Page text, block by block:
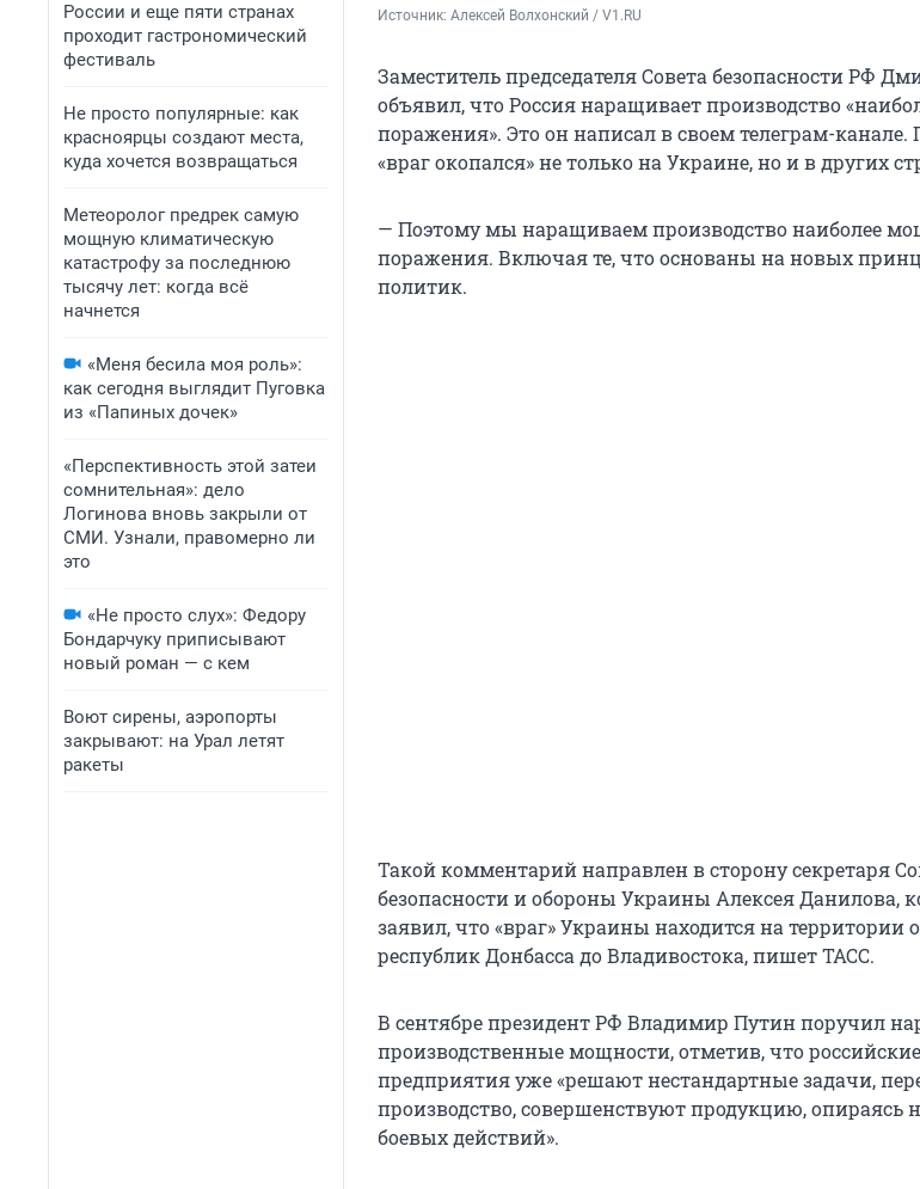
России и еще пяти странах
проходит гастрономический
фестиваль
Не просто популярные: как
красноярцы создают места,
куда хочется возвращаться
Метеоролог предрек самую
мощную климатическую
катастрофу за последнюю
тысячу лет: когда всё
начнется
«Меня бесила моя роль»:
как сегодня выглядит Пуговка
из «Папиных дочек»
«Перспективность этой затеи
сомнительная»: дело
Логинова вновь закрыли от
СМИ. Узнали, правомерно ли
это
«Не просто слух»: Федору
Бондарчуку приписывают
новый роман — с кем
Воют сирены, аэропорты
закрывают: на Урал летят
ракеты
Источник: Алексей Волхонский / V1.RU
Заместитель председателя Совета безопасности РФ
объявил, что Россия наращивает производство
поражения». Это он написал в своем телеграм-канале.
«враг окопался» не только на Украине, но и в других
— Поэтому мы наращиваем производство наиболее
поражения. Включая те, что основаны на новых
политик.
Такой комментарий направлен в сторону секретаря
безопасности и обороны Украины Алексея Данилова,
заявил, что «враг» Украины находится на территории
республик Донбасса до Владивостока, пишет ТАСС.
В сентябре президент РФ Владимир Путин поручил
производственные мощности, отметив, что
предприятия уже «решают нестандартные задачи,
производство, совершенствуют продукцию, опираясь
боевых действий».